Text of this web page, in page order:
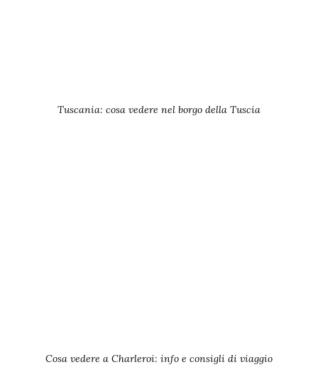
Tuscania: cosa vedere nel borgo della Tuscia
Cosa vedere a Charleroi: info e consigli di viaggio